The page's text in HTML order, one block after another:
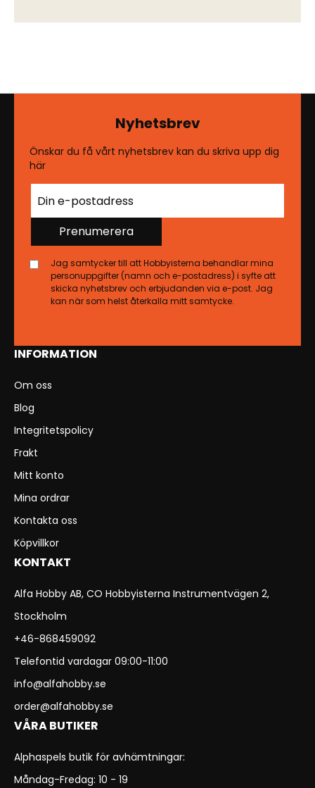
INFORMATION
Om oss
Blog
Integritetspolicy
Frakt
Mitt konto
Mina ordrar
Kontakta oss
Köpvillkor
KONTAKT
Alfa Hobby AB, CO Hobbyisterna Instrumentvägen 2,
Stockholm
+46-868459092
Telefontid vardagar 09:00-11:00
info@alfahobby.se
order@alfahobby.se
VÅRA BUTIKER
Alphaspels butik för avhämtningar:
Måndag-Fredag: 10 - 19
Nyhetsbrev
Önskar du få vårt nyhetsbrev kan du skriva upp dig
här
Prenumerera
Jag samtycker till att Hobbyisterna behandlar mina
personuppgifter (namn och e-postadress) i syfte att
skicka nyhetsbrev och erbjudanden via e-post. Jag
kan när som helst återkalla mitt samtycke.